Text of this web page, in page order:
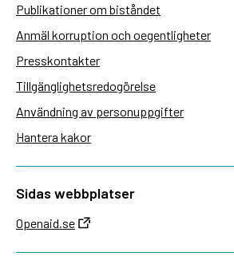
Publikationer om biståndet
Anmäl korruption och oegentligheter
Presskontakter
Tillgänglighetsredogörelse
Användning av personuppgifter
Hantera kakor
Sidas webbplatser
Openaid.se